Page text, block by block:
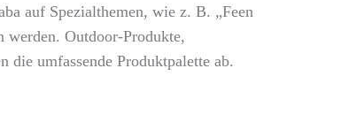
auf Spezialthemen, wie z. B. „Feen
werden. Outdoor-Produkte,
umfassende Produktpalette ab.